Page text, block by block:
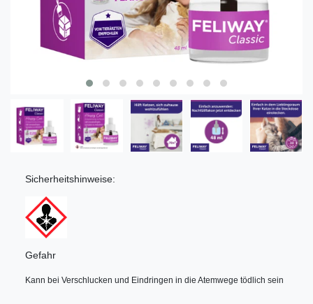
Sicherheitshinweise:
Gefahr
Kann bei Verschlucken und Eindringen in die Atemwege tödlich sein